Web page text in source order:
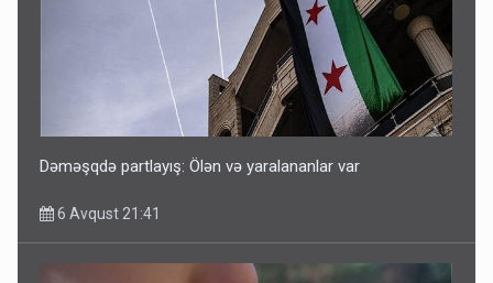
Dəməşqdə partlayış: Ölən və yaralananlar var
6 Avqust 21:41